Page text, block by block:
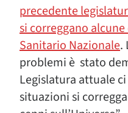
precedente
si correggano
Sanitario Nazionale.
problemi è stato
Legislatura attuale
situazioni si